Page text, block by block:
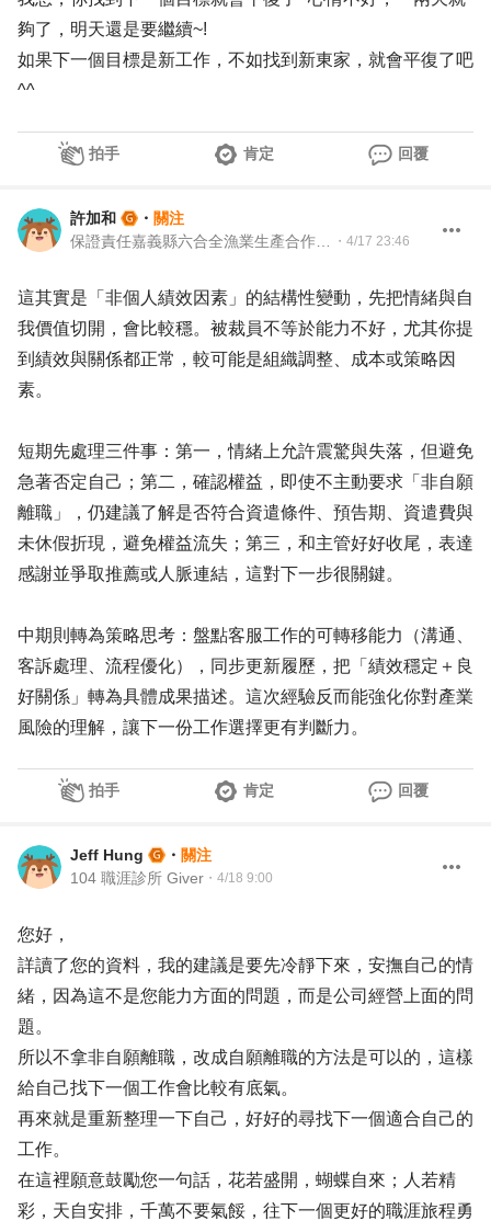
夠了，明天還是要繼續~!
如果下一個目標是新工作，不如找到新東家，就會平復了吧
^^
拍手 肯定 回覆
許加和 ・ 關注
・ 4/17 23:46
這其實是「非個人績效因素」的結構性變動，先把情緒與自
我價值切開，會比較穩。被裁員不等於能力不好，尤其你提
到績效與關係都正常，較可能是組織調整、成本或策略因
素。
短期先處理三件事：第一，情緒上允許震驚與失落，但避免
急著否定自己；第二，確認權益，即使不主動要求「非自願
離職」，仍建議了解是否符合資遣條件、預告期、資遣費與
未休假折現，避免權益流失；第三，和主管好好收尾，表達
感謝並爭取推薦或人脈連結，這對下一步很關鍵。
中期則轉為策略思考：盤點客服工作的可轉移能力（溝通、
客訴處理、流程優化），同步更新履歷，把「績效穩定＋良
好關係」轉為具體成果描述。這次經驗反而能強化你對產業
風險的理解，讓下一份工作選擇更有判斷力。
拍手 肯定 回覆
Jeff Hung ・ 關注
104 職涯診所 Giver ・ 4/18 9:00
您好，
詳讀了您的資料，我的建議是要先冷靜下來，安撫自己的情
緒，因為這不是您能力方面的問題，而是公司經營上面的問
題。
所以不拿非自願離職，改成自願離職的方法是可以的，這樣
給自己找下一個工作會比較有底氣。
再來就是重新整理一下自己，好好的尋找下一個適合自己的
工作。
在這裡願意鼓勵您一句話，花若盛開，蝴蝶自來；人若精
彩，天自安排，千萬不要氣餒，往下一個更好的職涯旅程勇